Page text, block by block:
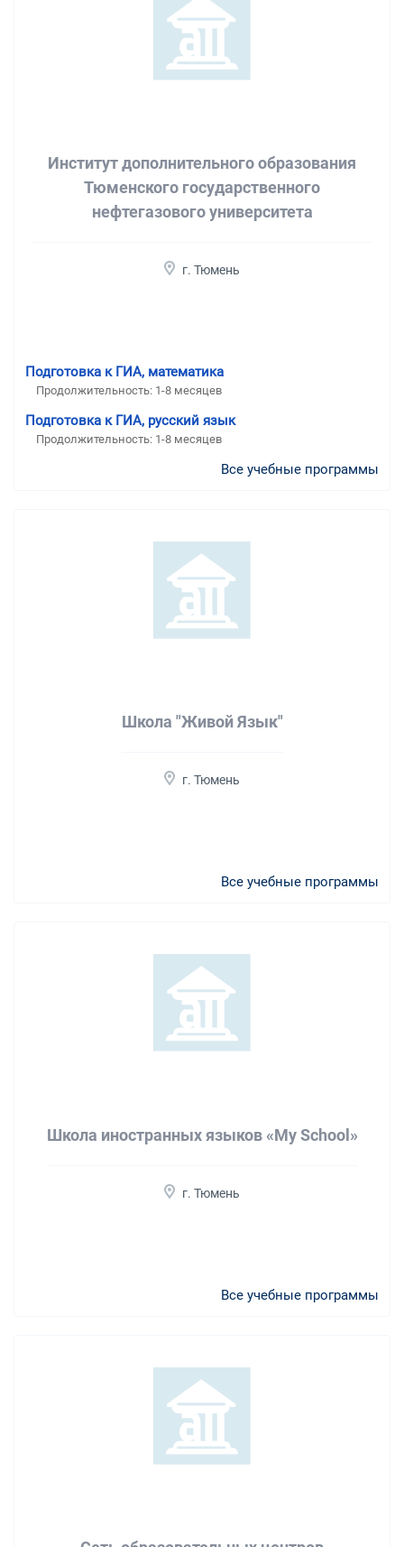
Институт дополнительного образования
Тюменского государственного
нефтегазового университета
г. Тюмень
Подготовка к ГИА, математика
Продолжительность: 1-8 месяцев
Подготовка к ГИА, русский язык
Продолжительность: 1-8 месяцев
Все учебные программы
Школа "Живой Язык"
г. Тюмень
Все учебные программы
Школа иностранных языков «My School»
г. Тюмень
Все учебные программы